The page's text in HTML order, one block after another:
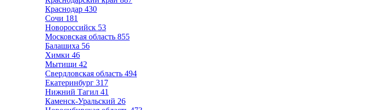
Краснодар 430
Сочи 181
Новороссийск 53
Московская область 855
Балашиха 56
Химки 46
Мытищи 42
Свердловская область 494
Екатеринбург 317
Нижний Тагил 41
Каменск-Уральский 26